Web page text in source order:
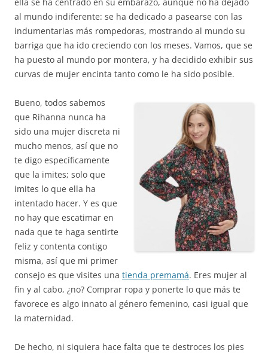
al mundo indiferente: se ha dedicado a pasearse con las
indumentarias más rompedoras, mostrando al mundo su
barriga que ha ido creciendo con los meses. Vamos, que se
ha puesto al mundo por montera, y ha decidido exhibir sus
curvas de mujer encinta tanto como le ha sido posible.
Bueno, todos sabemos
que Rihanna nunca ha
sido una mujer discreta ni
mucho menos, así que no
te digo específicamente
que la imites; solo que
imites lo que ella ha
intentado hacer. Y es que
no hay que escatimar en
nada que te haga sentirte
feliz y contenta contigo
misma, así que mi primer
consejo es que visites una tienda premamá. Eres mujer al
fin y al cabo, ¿no? Comprar ropa y ponerte lo que más te
favorece es algo innato al género femenino, casi igual que
la maternidad.
De hecho, ni siquiera hace falta que te destroces los pies